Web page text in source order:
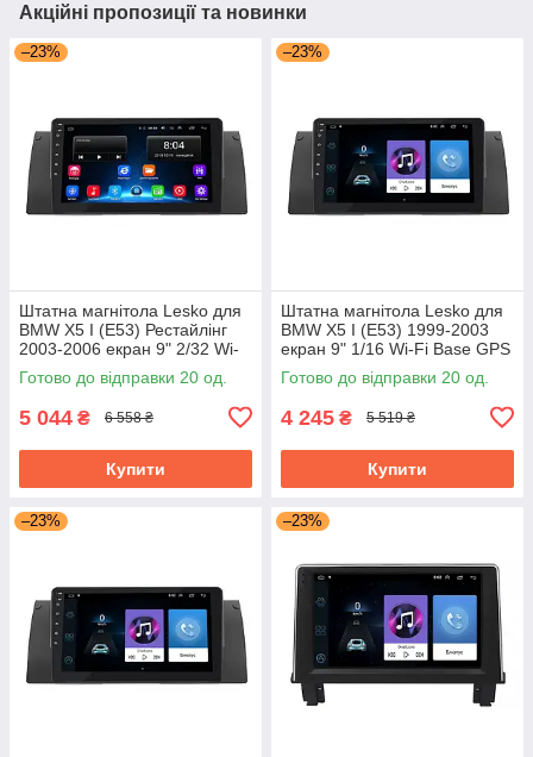
Акційні пропозиції та новинки
–23%
Штатна магнітола Lesko для
BMW X5 I (E53) Рестайлінг
2003-2006 екран 9" 2/32 Wi-
Fi Base GPS Android
Готово до відправки 20 од.
5 044 ₴ 6 558 ₴
Купити
–23%
Штатна магнітола Lesko для
BMW X5 I (E53) 1999-2003
екран 9" 1/16 Wi-Fi Base GPS
Android БМВ
Готово до відправки 20 од.
4 245 ₴ 5 519 ₴
Купити
–23% –23%